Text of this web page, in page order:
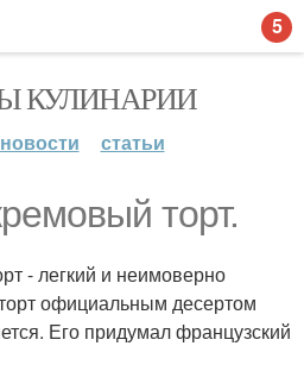
КУЛИНАРИИ
новости статьи
торт.
- легкий и неимоверно
официальным десертом
Его придумал французский
5